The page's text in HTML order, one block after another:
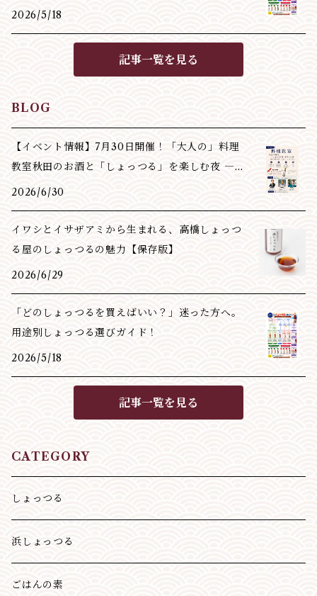
2026/5/18
記事一覧を見る
BLOG
【イベント情報】7月30日開催！「大人の」料理
教室秋田のお酒と「しょっつる」を楽しむ夜 ―
創作料理
2026/6/30
イワシとイサザアミから生まれる、高橋しょっつ
る屋のしょっつるの魅力【保存版】
2026/6/29
「どのしょっつるを買えばいい？」迷った方へ。
用途別しょっつる選びガイド！
2026/5/18
記事一覧を見る
CATEGORY
しょっつる
浜しょっつる
ごはんの素